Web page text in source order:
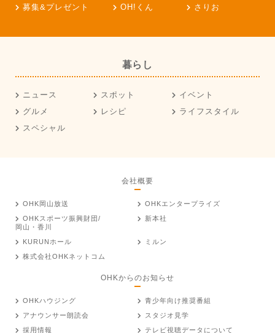
募集&プレゼント
OH!くん さりお
暮らし
ニュース スポット
イベント
グルメ
レシピ
ライフスタイル
スペシャル
会社概要
OHK岡山放送
OHKエンタープライズ
OHKスポーツ振興財団/
岡山・香川
新本社
KURUNホール
ミルン
株式会社OHKネットコム
OHKからのお知らせ
OHKハウジング
青少年向け推奨番組
アナウンサー朗読会
スタジオ見学
採用情報
テレビ視聴データについて